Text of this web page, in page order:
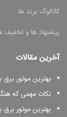
کاتالوگ برند ها
پیشنهاد ها و تخفیف
آخرین مقالات
بهترین موتور
نکات مهمی که
بهترین موتور